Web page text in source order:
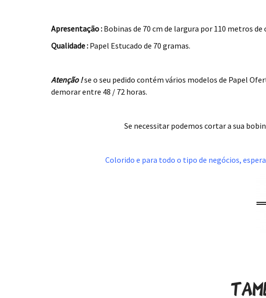
Apresentação : Bobinas de 70 cm de largura por 110 metros
Qualidade : Papel Estucado de 70 gramas.
Atenção !se o seu pedido contém vários modelos de Papel
demorar entre 48 / 72 horas.
Se necessitar podemos cortar a sua
Colorido e para todo o tipo de negócios,